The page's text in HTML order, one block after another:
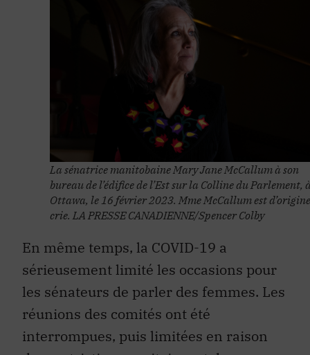
La sénatrice manitobaine Mary Jane McCallum à son
bureau de l’édifice de l’Est sur la Colline du Parlement,
Ottawa, le 16 février 2023. Mme McCallum est d’origine
crie. LA PRESSE CANADIENNE/Spencer Colby
En même temps, la COVID-19 a
sérieusement limité les occasions pour
les sénateurs de parler des femmes. Les
réunions des comités ont été
interrompues, puis limitées en raison